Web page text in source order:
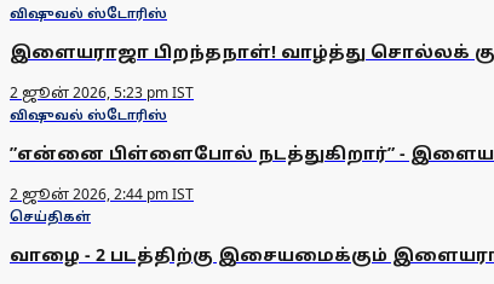
விஷுவல் ஸ்டோரிஸ்
இளையராஜா பிறந்தநாள்! வாழ்த்து சொல்லக்
2 ஜூன் 2026, 5:23 pm IST
விஷுவல் ஸ்டோரிஸ்
”என்னை பிள்ளைபோல் நடத்துகிறார்” -
2 ஜூன் 2026, 2:44 pm IST
செய்திகள்
வாழை - 2 படத்திற்கு இசையமைக்கும்